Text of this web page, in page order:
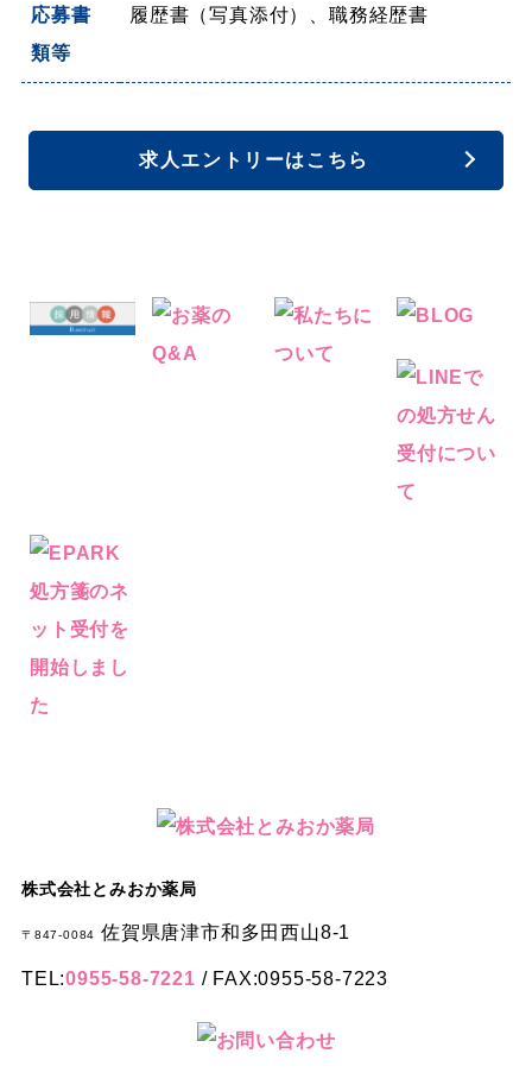
応募書
類等
履歴書（写真添付）、職務経歴書
求人エントリーはこちら
株式会社とみおか薬局
〒847-0084 佐賀県唐津市和多田西山8-1
TEL:0955-58-7221 / FAX:0955-58-7223